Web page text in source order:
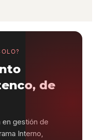
de
en gestión de
Interno,